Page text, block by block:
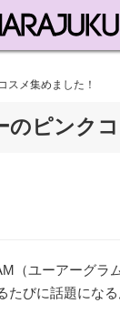
メ集めました！
ピンクコ
（ユーアーグ
たびに話題に